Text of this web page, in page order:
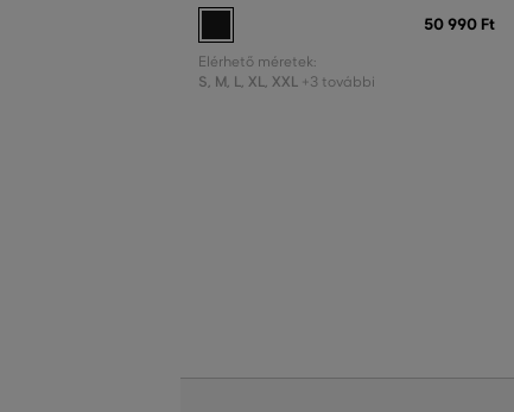
50 990 Ft
Elérhető méretek:
S, M, L, XL, XXL +3 további